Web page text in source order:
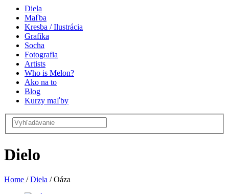
Diela
Maľba
Kresba / Ilustrácia
Grafika
Socha
Fotografia
Artists
Who is Melon?
Ako na to
Blog
Kurzy maľby
Dielo
Home / Diela /Oáza